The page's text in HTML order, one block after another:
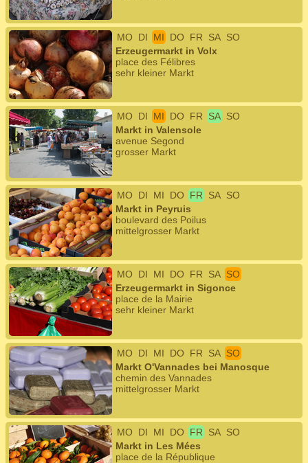
MO DI MI DO FR SA SO
Erzeugermarkt in Volx
place des Félibres
sehr kleiner Markt
MO DI MI DO FR SA SO
Markt in Valensole
avenue Segond
grosser Markt
MO DI MI DO FR SA SO
Markt in Peyruis
boulevard des Poilus
mittelgrosser Markt
MO DI MI DO FR SA SO
Erzeugermarkt in Sigonce
place de la Mairie
sehr kleiner Markt
MO DI MI DO FR SA SO
Markt O'Vannades bei Manosque
chemin des Vannades
mittelgrosser Markt
MO DI MI DO FR SA SO
Markt in Les Mées
place de la République